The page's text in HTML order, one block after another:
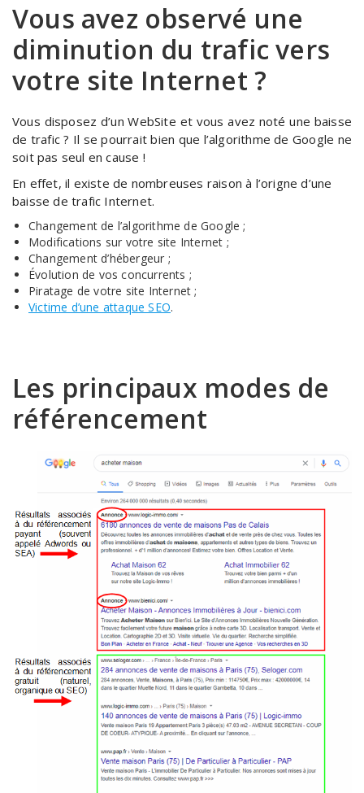
Vous avez observé une
diminution du trafic vers
votre site Internet ?
Vous disposez d’un WebSite et vous avez noté une baisse
de trafic ? Il se pourrait bien que l’algorithme de Google ne
soit pas seul en cause !
En effet, il existe de nombreuses raison à l’origne d’une
baisse de trafic Internet.
Changement de l’algorithme de Google ;
Modifications sur votre site Internet ;
Changement d’hébergeur ;
Évolution de vos concurrents ;
Piratage de votre site Internet ;
Victime d’une attaque SEO.
Les principaux modes de
référencement